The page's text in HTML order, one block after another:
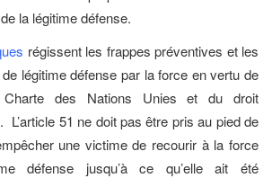
de la légitime défense.
régissent les frappes préventives et les
légitime défense par la force en vertu de
des Nations Unies et du droit
L’article 51 ne doit pas être pris au pied de
une victime de recourir à la force
défense jusqu’à ce qu’elle ait été